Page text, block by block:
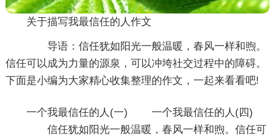
关于描写我最信任的人作文
导语：信任犹如阳光一般温暖，春风一样和煦。
信任可以成为力量的源泉，可以冲垮社交过程中的障碍。
下面是小编为大家精心收集整理的作文，一起来看看吧!
一个我最信任的人(一)
信任犹如阳光一般温暖，春风一样和煦。信任可
一个我最信任的人(四)